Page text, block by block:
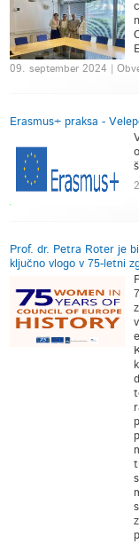
09. september 2024 |
Erasmus+ praksa -
Prof. dr. Petra Roter je
ključno vlogo v 75-letni